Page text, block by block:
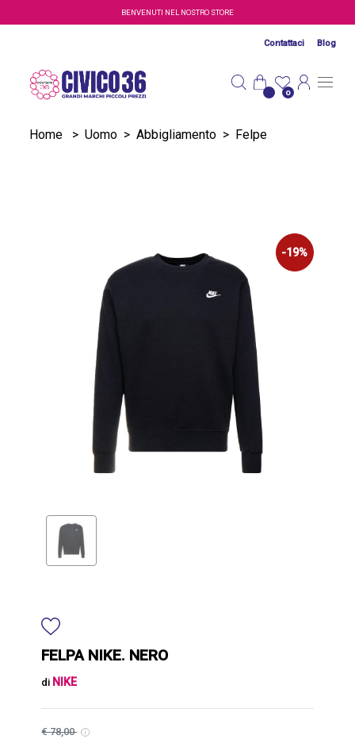
Salta al contenuto principaleBENVENUTI NEL NOSTRO STORE
Contattaci Blog
0
Home > Uomo > Abbigliamento > Felpe
-19%
FELPA NIKE. NERO
di NIKE
€ 78,00